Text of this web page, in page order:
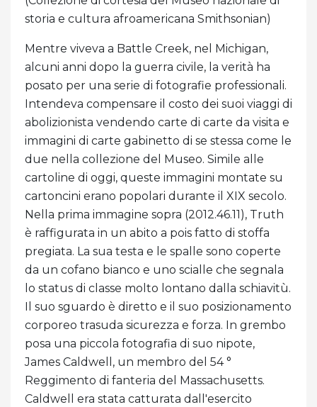
storia e cultura afroamericana Smithsonian)
Mentre viveva a Battle Creek, nel Michigan,
alcuni anni dopo la guerra civile, la verità ha
posato per una serie di fotografie professionali.
Intendeva compensare il costo dei suoi viaggi di
abolizionista vendendo carte di carte da visita e
immagini di carte gabinetto di se stessa come le
due nella collezione del Museo. Simile alle
cartoline di oggi, queste immagini montate su
cartoncini erano popolari durante il XIX secolo.
Nella prima immagine sopra (2012.46.11), Truth
è raffigurata in un abito a pois fatto di stoffa
pregiata. La sua testa e le spalle sono coperte
da un cofano bianco e uno scialle che segnala
lo status di classe molto lontano dalla schiavitù.
Il suo sguardo è diretto e il suo posizionamento
corporeo trasuda sicurezza e forza. In grembo
posa una piccola fotografia di suo nipote,
James Caldwell, un membro del 54 °
Reggimento di fanteria del Massachusetts.
Caldwell era stata catturata dall'esercito